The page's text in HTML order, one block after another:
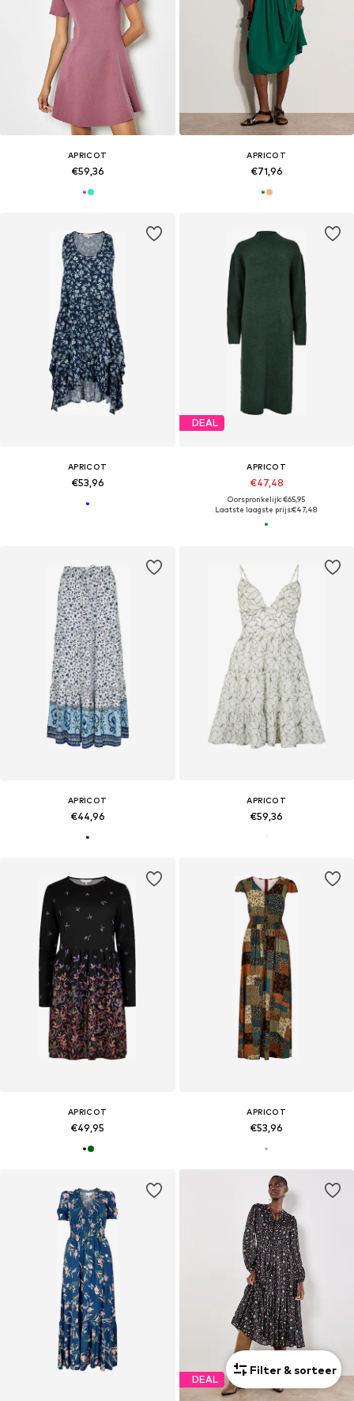
APRICOT
€59,36
APRICOT
€71,96
APRICOT
€53,96
DEAL
APRICOT
€47,48
Oorspronkelijk: €65,95
Laatste laagste prijs:€47,48
APRICOT
€44,96
APRICOT
€59,36
APRICOT
€49,95
APRICOT
€53,96
DEAL
Filter & sorteer